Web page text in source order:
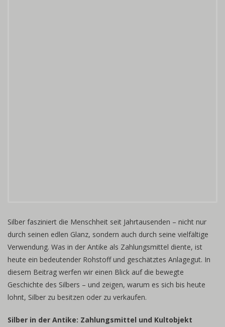
Silber fasziniert die Menschheit seit Jahrtausenden – nicht nur
durch seinen edlen Glanz, sondern auch durch seine vielfältige
Verwendung. Was in der Antike als Zahlungsmittel diente, ist
heute ein bedeutender Rohstoff und geschätztes Anlagegut. In
diesem Beitrag werfen wir einen Blick auf die bewegte
Geschichte des Silbers – und zeigen, warum es sich bis heute
lohnt, Silber zu besitzen oder zu verkaufen.
Silber in der Antike: Zahlungsmittel und Kultobjekt